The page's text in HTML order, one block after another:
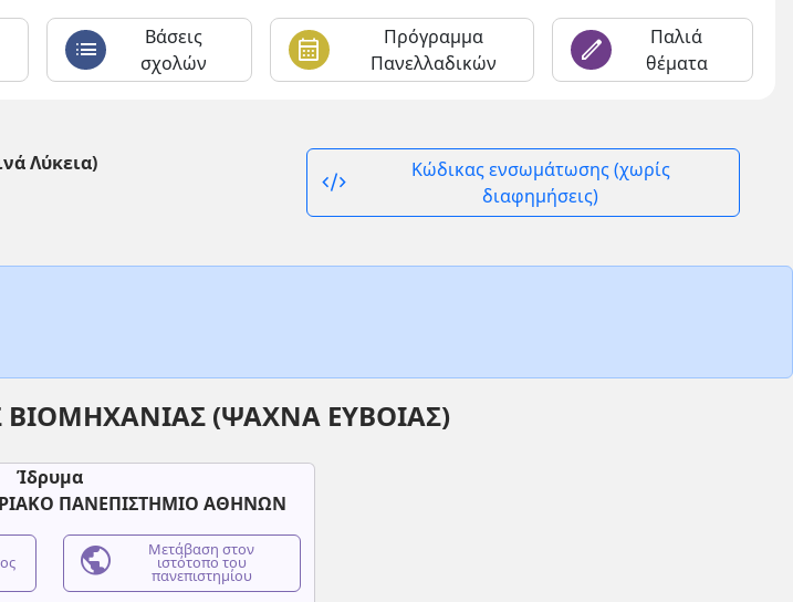
list
Βάσεις
σχολών
calendar_month
Πρόγραμμα
Πανελλαδικών
edit
Παλιά
θέματα
Λύκεια)
code_xml
Κώδικας ενσωμάτωσης (χωρίς
διαφημήσεις)
(ΨΑΧΝΑ ΕΥΒΟΙΑΣ)
Ίδρυμα
ΠΑΝΕΠΙΣΤΗΜΙΟ ΑΘΗΝΩΝ
public Μετάβαση στον
ιστότοπο του
πανεπιστημίου